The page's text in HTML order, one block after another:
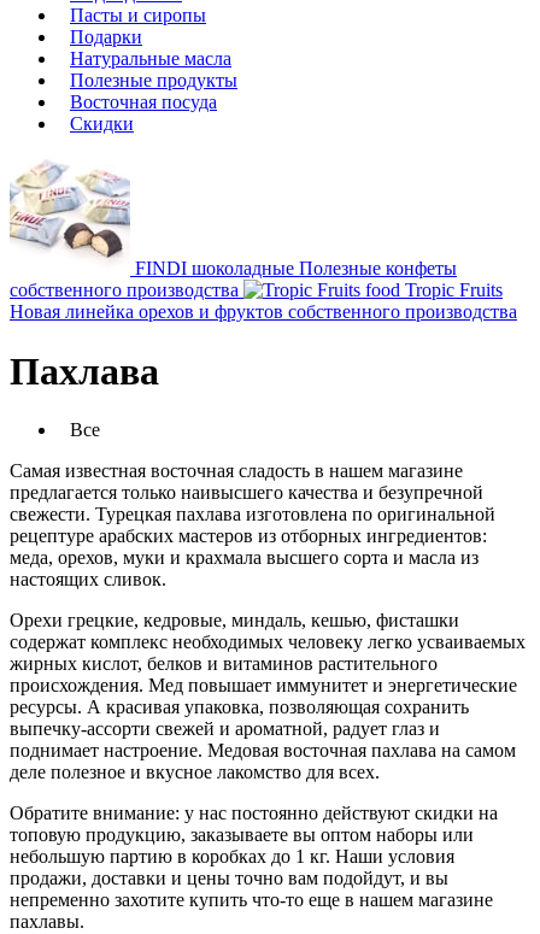
Пасты и сиропы
Подарки
Натуральные масла
Полезные продукты
Восточная посуда
Скидки
FINDI шоколадные Полезные конфеты
собственного производства
Tropic Fruits
Новая линейка орехов и фруктов собственного производства
Пахлава
Все
Самая известная восточная сладость в нашем магазине
предлагается только наивысшего качества и безупречной
свежести. Турецкая пахлава изготовлена по оригинальной
рецептуре арабских мастеров из отборных ингредиентов:
меда, орехов, муки и крахмала высшего сорта и масла из
настоящих сливок.
Орехи грецкие, кедровые, миндаль, кешью, фисташки
содержат комплекс необходимых человеку легко усваиваемых
жирных кислот, белков и витаминов растительного
происхождения. Мед повышает иммунитет и энергетические
ресурсы. А красивая упаковка, позволяющая сохранить
выпечку-ассорти свежей и ароматной, радует глаз и
поднимает настроение. Медовая восточная пахлава на самом
деле полезное и вкусное лакомство для всех.
Обратите внимание: у нас постоянно действуют скидки на
топовую продукцию, заказываете вы оптом наборы или
небольшую партию в коробках до 1 кг. Наши условия
продажи, доставки и цены точно вам подойдут, и вы
непременно захотите купить что-то еще в нашем магазине
пахлавы.